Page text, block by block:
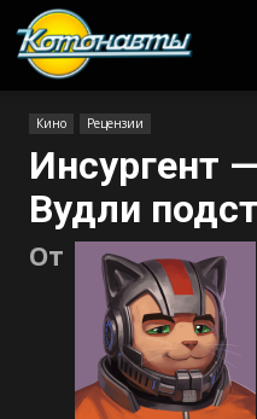
Кино Рецензии
Инсургент
Вудли
От